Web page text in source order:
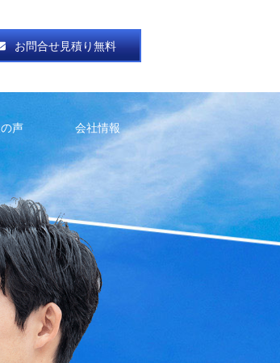
お問合せ見積り無料
声 会社情報